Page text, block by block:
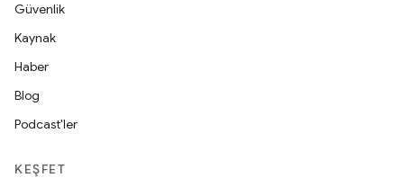
Güvenlik
Kaynak
Haber
Blog
Podcast'ler
KEŞFET